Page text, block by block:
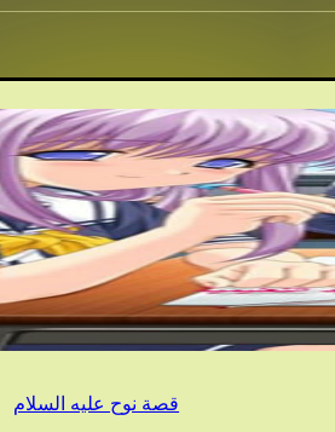
قصة نوح عليه السلام